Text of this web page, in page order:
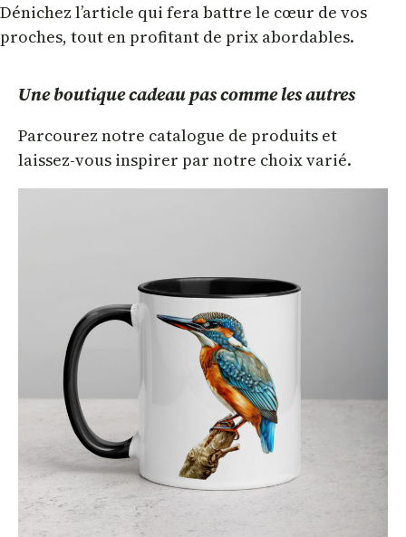
Dénichez l’article qui fera battre le cœur de vos
proches, tout en profitant de prix abordables.
Une boutique cadeau pas comme les autres
Parcourez notre catalogue de produits et
laissez-vous inspirer par notre choix varié.